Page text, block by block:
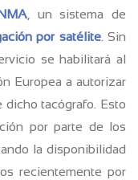
, un sistema de
por satélite. Sin
se habilitará al
Europea a autorizar
tacógrafo. Esto
por parte de los
la disponibilidad
recientemente por